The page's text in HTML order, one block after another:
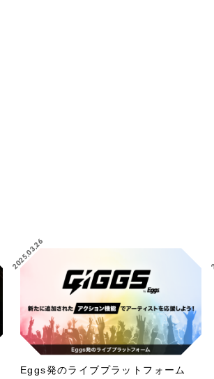
2025.03.26
Eggs発のライブプラットフォーム